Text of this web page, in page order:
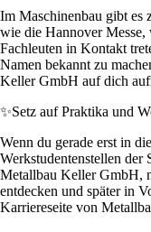
Im Maschinenbau gibt es
wie die Hannover
Fachleuten in Kontakt
Namen bekannt zu
Keller GmbH auf dich
✨Setz auf Praktika und
Wenn du gerade erst in
Werkstudentenstellen der
Metallbau Keller GmbH,
entdecken und später in
Karriereseite von